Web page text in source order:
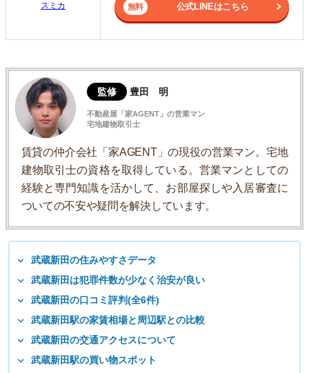
スミカ 公式LINEはこちら
監修 豊田 明
不動産屋「家AGENT」の営業マン
宅地建物取引士
賃貸の仲介会社「家AGENT」の現役の営業マン。宅地
建物取引士の資格を取得している。営業マンとしての
経験と専門知識を活かして、お部屋探しや入居審査に
ついての不安や疑問を解決しています。
武蔵新田の住みやすさデータ
武蔵新田は犯罪件数が少なく治安が良い
武蔵新田の口コミ評判(全6件)
武蔵新田駅の家賃相場と周辺駅との比較
武蔵新田の交通アクセスについて
武蔵新田駅の買い物スポット